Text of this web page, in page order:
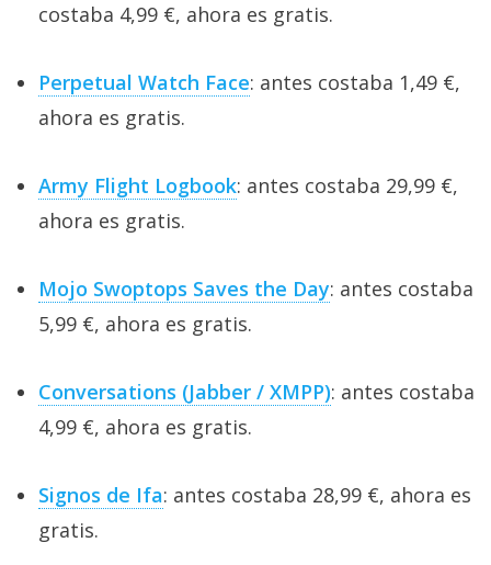
costaba 4,99 €, ahora es gratis.
Perpetual Watch Face: antes costaba 1,49 €,
ahora es gratis.
Army Flight Logbook: antes costaba 29,99 €,
ahora es gratis.
Mojo Swoptops Saves the Day: antes costaba
5,99 €, ahora es gratis.
Conversations (Jabber / XMPP): antes costaba
4,99 €, ahora es gratis.
Signos de Ifa: antes costaba 28,99 €, ahora es
gratis.